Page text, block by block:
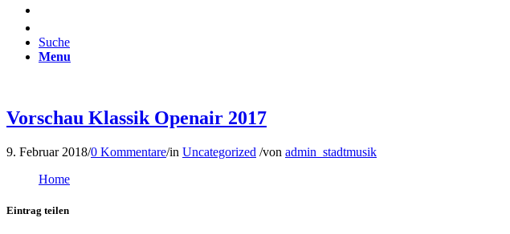
Suche
Menu
Vorschau Klassik Openair 2017
9. Februar 2018/0 Kommentare/in Uncategorized /von admin_stadtmusik
Home
Eintrag teilen